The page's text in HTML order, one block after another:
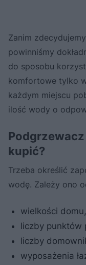
Zanim
powinniśmy
do sposobu
komfortowe tylko
każdym miejscu
ilość wody o
kupić?
Trzeba określić
wodę. Zależy ono
wielkości domu,
liczby punktów
liczby
wyposażenia